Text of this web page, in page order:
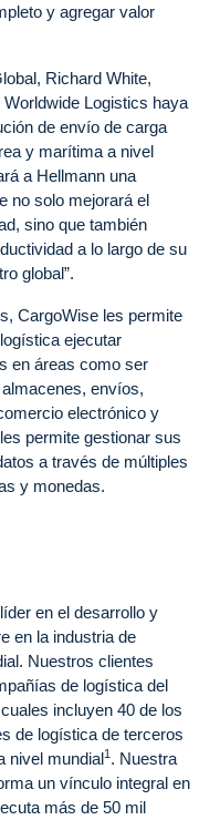
y agregar valor
Richard White,
Logistics haya
de envío de carga
y marítima a nivel
a Hellmann una
no solo mejorará el
sino que también
a lo largo de su
global”.
CargoWise les permite
ejecutar
en áreas como ser
envíos,
electrónico y
permite gestionar sus
a través de múltiples
y monedas.
en el desarrollo y
en la industria de
Nuestros clientes
de logística del
incluyen 40 de los
de logística de terceros
nivel mundial1 . Nuestra
un vínculo integral en
más de 50 mil